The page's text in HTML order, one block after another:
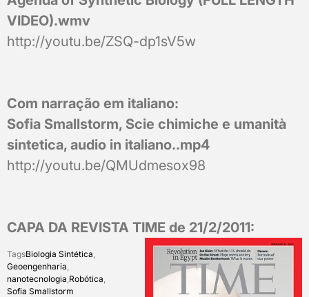
VIDEO).wmv
http://youtu.be/ZSQ-dp1sV5w
Com narração em italiano:
Sofia Smallstorm, Scie chimiche e umanità
sintetica, audio in italiano..mp4
http://youtu.be/QMUdmesox98
CAPA DA REVISTA TIME de 21/2/2011:
TagsBiologia Sintética,
Geoengenharia,
nanotecnologia,Robótica,
Sofia Smallstorm